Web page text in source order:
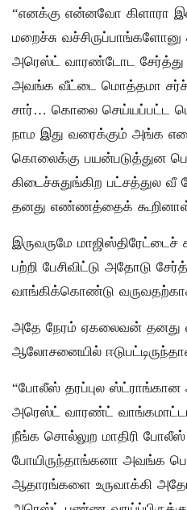
“எனக்கு என்னவோ கிளாரா
மறைச்சு
அரெஸ்ட் வாரண்டோட சேர்த்து
அவங்க வீட்டை மொத்தமா
சார்… கொலை செய்யப்பட்ட
நாம இது வரைக்கும் அங்க
கொலைக்கு பயன்படுத்துன
கிடைச்சுதுங்கிற பட்சத்துல
தனது எண்ணத்தைக்
இருவருமே
பற்றி பேசிவிட்டு அதோடு
வாங்கிக்கொண்டு
அதே நேரம் ஏகலைவன் தனது
ஆலோசனையில்
“போலீஸ் தரப்புல
அரெஸ்ட் வாரண்ட்
நீங்க சொல்லுற மாதிரி போலீஸ்
போயிருந்தாங்கனா அவங்க
ஆதாரங்களை உருவாக்கி